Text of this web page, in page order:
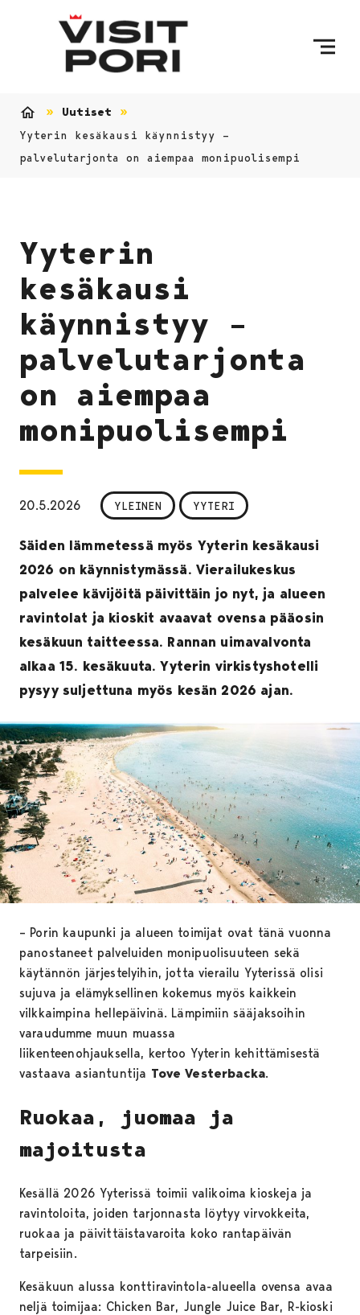
Uutiset
Yyterin kesäkausi käynnistyy –
palvelutarjonta on aiempaa monipuolisempi
Yyterin
kesäkausi
käynnistyy –
palvelutarjonta
on aiempaa
monipuolisempi
20.5.2026 YLEINEN YYTERI
Säiden lämmetessä myös Yyterin kesäkausi
2026 on käynnistymässä. Vierailukeskus
palvelee kävijöitä päivittäin jo nyt, ja alueen
ravintolat ja kioskit avaavat ovensa pääosin
kesäkuun taitteessa. Rannan uimavalvonta
alkaa 15. kesäkuuta. Yyterin virkistyshotelli
pysyy suljettuna myös kesän 2026 ajan.
– Porin kaupunki ja alueen toimijat ovat tänä vuonna
panostaneet palveluiden monipuolisuuteen sekä
käytännön järjestelyihin, jotta vierailu Yyterissä olisi
sujuva ja elämyksellinen kokemus myös kaikkein
vilkkaimpina hellepäivinä. Lämpimiin sääjaksoihin
varaudumme muun muassa
liikenteenohjauksella, kertoo Yyterin kehittämisestä
vastaava asiantuntija Tove Vesterbacka.
Ruokaa, juomaa ja
majoitusta
Kesällä 2026 Yyterissä toimii valikoima kioskeja ja
ravintoloita, joiden tarjonnasta löytyy virvokkeita,
ruokaa ja päivittäistavaroita koko rantapäivän
tarpeisiin.
Kesäkuun alussa konttiravintola-alueella ovensa avaa
neljä toimijaa: Chicken Bar, Jungle Juice Bar, R-kioski